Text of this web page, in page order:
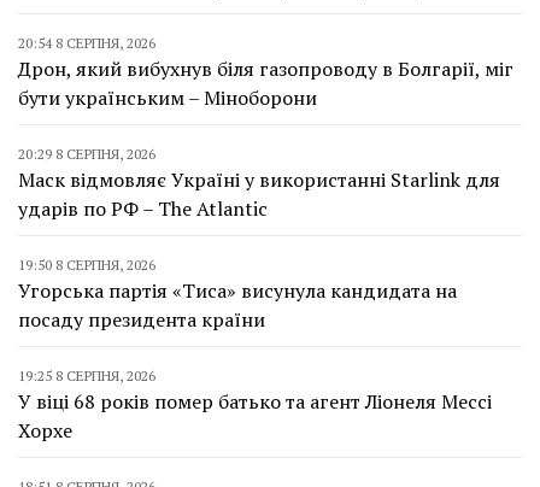
20:54 8 СЕРПНЯ, 2026
Дрон, який вибухнув біля газопроводу в Болгарії, міг
бути українським – Міноборони
20:29 8 СЕРПНЯ, 2026
Маск відмовляє Україні у використанні Starlink для
ударів по РФ – The Atlantic
19:50 8 СЕРПНЯ, 2026
Угорська партія «Тиса» висунула кандидата на
посаду президента країни
19:25 8 СЕРПНЯ, 2026
У віці 68 років помер батько та агент Ліонеля Мессі
Хорхе